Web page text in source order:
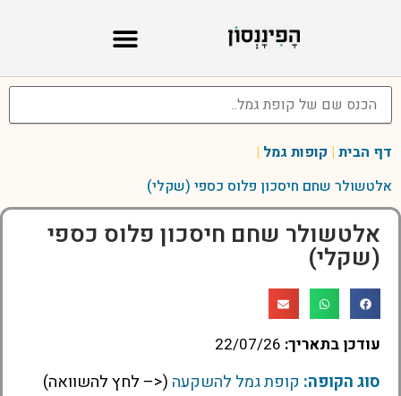
דף הבית | קופות גמל |
אלטשולר שחם חיסכון פלוס כספי (שקלי)
אלטשולר שחם חיסכון פלוס כספי
(שקלי)
עודכן בתאריך: 22/07/26
סוג הקופה: קופת גמל להשקעה (<– לחץ להשוואה)